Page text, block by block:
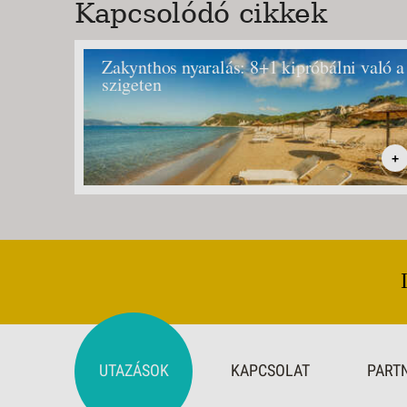
Kapcsolódó cikkek
Zakynthos nyaralás: 8+1 kipróbálni való a
szigeten
+
UTAZÁSOK KAPCSOLAT